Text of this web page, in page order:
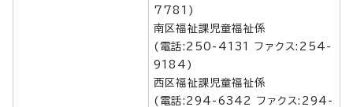
7781)
南区福祉課児童福祉係
(電話:250-4131 ファクス:254-
9184)
西区福祉課児童福祉係
(電話:294-6342 ファクス:294-